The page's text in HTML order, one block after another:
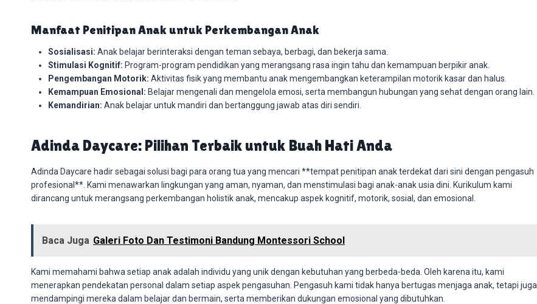
Manfaat Penitipan Anak untuk Perkembangan Anak
Sosialisasi: Anak belajar berinteraksi dengan teman sebaya, berbagi, dan bekerja sama.
Stimulasi Kognitif: Program-program pendidikan yang merangsang rasa ingin tahu dan kemampuan berpikir anak.
Pengembangan Motorik: Aktivitas fisik yang membantu anak mengembangkan keterampilan motorik kasar dan halus.
Kemampuan Emosional: Belajar mengenali dan mengelola emosi, serta membangun hubungan yang sehat dengan orang lain.
Kemandirian: Anak belajar untuk mandiri dan bertanggung jawab atas diri sendiri.
Adinda Daycare: Pilihan Terbaik untuk Buah Hati Anda
Adinda Daycare hadir sebagai solusi bagi para orang tua yang mencari **tempat penitipan anak terdekat dari sini dengan pengasuh
profesional**. Kami menawarkan lingkungan yang aman, nyaman, dan menstimulasi bagi anak-anak usia dini. Kurikulum kami
dirancang untuk merangsang perkembangan holistik anak, mencakup aspek kognitif, motorik, sosial, dan emosional.
Baca Juga Galeri Foto Dan Testimoni Bandung Montessori School
Kami memahami bahwa setiap anak adalah individu yang unik dengan kebutuhan yang berbeda-beda. Oleh karena itu, kami
menerapkan pendekatan personal dalam setiap aspek pengasuhan. Pengasuh kami tidak hanya bertugas menjaga anak, tetapi juga
mendampingi mereka dalam belajar dan bermain, serta memberikan dukungan emosional yang dibutuhkan.